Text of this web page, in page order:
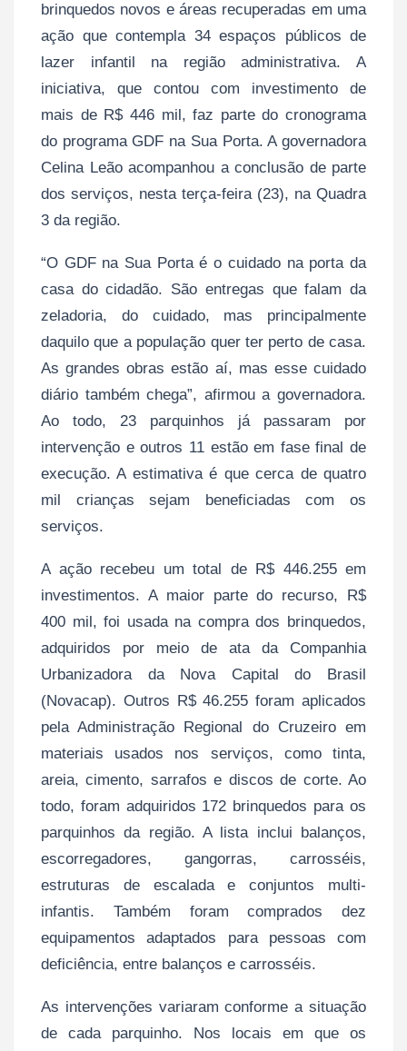
brinquedos novos e áreas recuperadas em uma
ação que contempla 34 espaços públicos de
lazer infantil na região administrativa. A
iniciativa, que contou com investimento de
mais de R$ 446 mil, faz parte do cronograma
do programa GDF na Sua Porta. A governadora
Celina Leão acompanhou a conclusão de parte
dos serviços, nesta terça-feira (23), na Quadra
3 da região.
“O GDF na Sua Porta é o cuidado na porta da
casa do cidadão. São entregas que falam da
zeladoria, do cuidado, mas principalmente
daquilo que a população quer ter perto de casa.
As grandes obras estão aí, mas esse cuidado
diário também chega”, afirmou a governadora.
Ao todo, 23 parquinhos já passaram por
intervenção e outros 11 estão em fase final de
execução. A estimativa é que cerca de quatro
mil crianças sejam beneficiadas com os
serviços.
A ação recebeu um total de R$ 446.255 em
investimentos. A maior parte do recurso, R$
400 mil, foi usada na compra dos brinquedos,
adquiridos por meio de ata da Companhia
Urbanizadora da Nova Capital do Brasil
(Novacap). Outros R$ 46.255 foram aplicados
pela Administração Regional do Cruzeiro em
materiais usados nos serviços, como tinta,
areia, cimento, sarrafos e discos de corte. Ao
todo, foram adquiridos 172 brinquedos para os
parquinhos da região. A lista inclui balanços,
escorregadores, gangorras, carrosséis,
estruturas de escalada e conjuntos multi-
infantis. Também foram comprados dez
equipamentos adaptados para pessoas com
deficiência, entre balanços e carrosséis.
As intervenções variaram conforme a situação
de cada parquinho. Nos locais em que os